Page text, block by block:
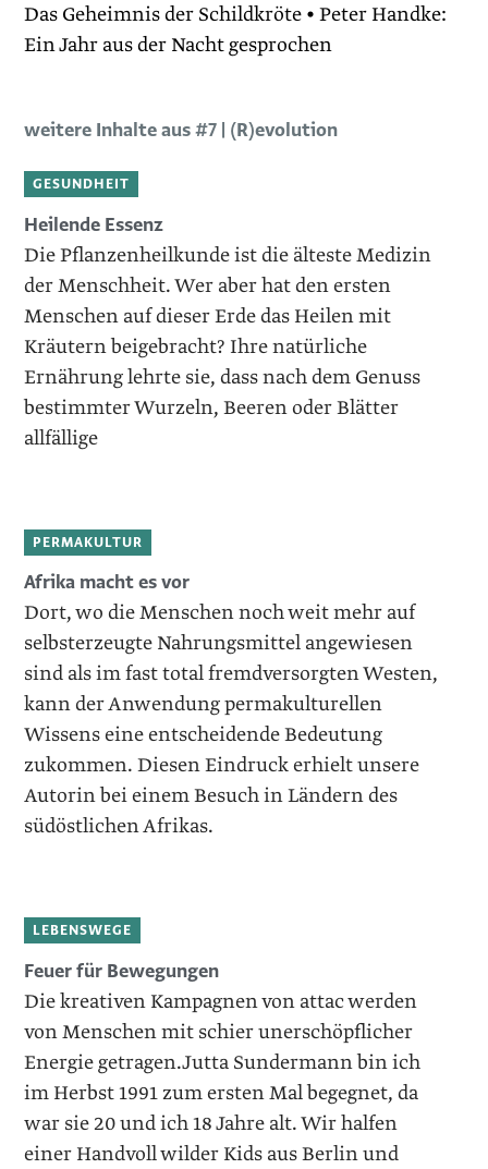
Das Geheimnis der Schildkröte • Peter Handke:
Ein Jahr aus der Nacht gesprochen
weitere Inhalte aus #7 | (R)evolution
GESUNDHEIT
Heilende Essenz
Die Pflanzenheilkunde ist die älteste Medizin
der Menschheit. Wer aber hat den ersten
Menschen auf dieser Erde das Heilen mit
Kräutern beigebracht? Ihre natürliche
Ernährung lehrte sie, dass nach dem Genuss
bestimmter Wurzeln, Beeren oder Blätter
allfällige
PERMAKULTUR
Afrika macht es vor
Dort, wo die Menschen noch weit mehr auf
selbsterzeugte Nahrungsmittel angewiesen
sind als im fast total fremdversorgten Westen,
kann der Anwendung permakulturellen
Wissens eine entscheidende Bedeutung
zukommen. Diesen Eindruck erhielt ­unsere
Autorin bei einem Besuch in ­Ländern des
südöstlichen Afrikas.
LEBENSWEGE
Feuer für Bewegungen
Die kreativen Kampagnen von attac ­werden
von Menschen mit schier unerschöpflicher
Energie getragen.Jutta Sundermann bin ich
im Herbst 1991 zum ersten Mal begegnet, da
war sie 20 und ich 18 Jahre alt. Wir halfen
einer Handvoll wilder Kids aus Berlin und